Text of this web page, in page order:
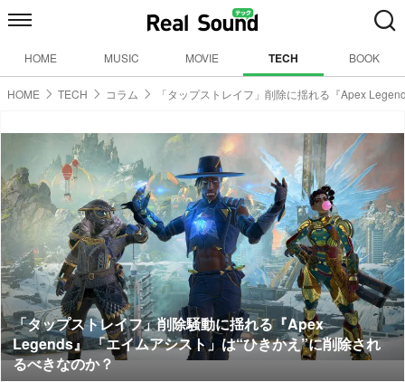
HOME MUSIC MOVIE TECH BOOK
HOME TECH コラム 「タップストレイフ」削除に揺れる『Apex
「タップストレイフ」削除騒動に揺れる『Apex
Legends』 「エイムアシスト」は“ひきかえ”に削除され
るべきなのか？